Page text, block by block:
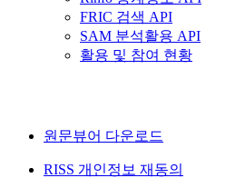
FRIC 검색 API
SAM 분석활용 API
활용 및 참여 현황
원문뷰어 다운로드
RISS 개인정보 재동의